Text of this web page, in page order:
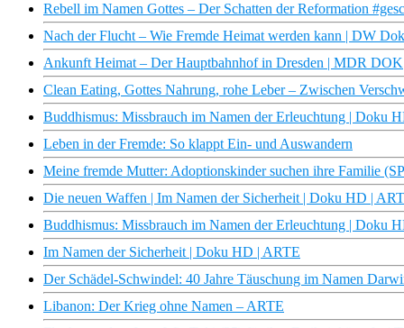
Rebell im Namen Gottes – Der Schatten der Reformation
Nach der Flucht – Wie Fremde Heimat werden kann | DW
Ankunft Heimat – Der Hauptbahnhof in Dresden | MDR DOK
Clean Eating, Gottes Nahrung, rohe Leber – Zwischen
Buddhismus: Missbrauch im Namen der Erleuchtung | Doku
Leben in der Fremde: So klappt Ein- und Auswandern
Meine fremde Mutter: Adoptionskinder suchen ihre Familie
Die neuen Waffen | Im Namen der Sicherheit | Doku HD |
Buddhismus: Missbrauch im Namen der Erleuchtung | Doku
Im Namen der Sicherheit | Doku HD | ARTE
Der Schädel-Schwindel: 40 Jahre Täuschung im Namen
Libanon: Der Krieg ohne Namen – ARTE